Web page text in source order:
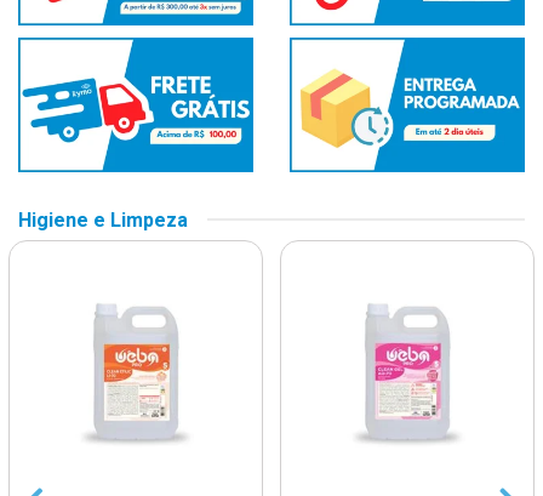
Higiene e Limpeza